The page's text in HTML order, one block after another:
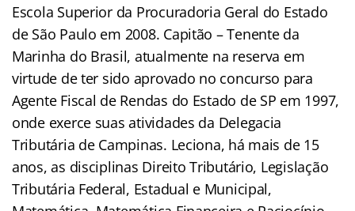
Escola Superior da Procuradoria Geral do Estado
de São Paulo em 2008. Capitão – Tenente da
Marinha do Brasil, atualmente na reserva em
virtude de ter sido aprovado no concurso para
Agente Fiscal de Rendas do Estado de SP em 1997,
onde exerce suas atividades da Delegacia
Tributária de Campinas. Leciona, há mais de 15
anos, as disciplinas Direito Tributário, Legislação
Tributária Federal, Estadual e Municipal,